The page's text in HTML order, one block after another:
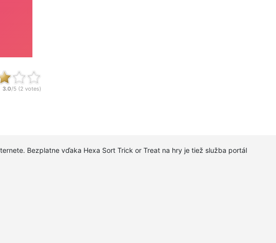
3.0/5 (2 votes)
Bezplatne vďaka Hexa Sort Trick or Treat na hry je tiež služba portál